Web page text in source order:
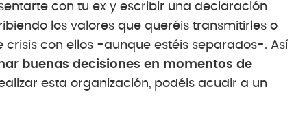
con tu ex y escribir una declaración
los valores que queréis transmitirles o
con ellos -aunque estéis separados-. Así
buenas decisiones en momentos de
esta organización, podéis acudir a un